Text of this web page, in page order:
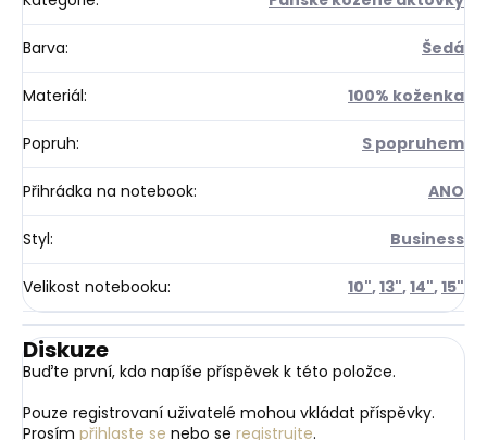
Barva: Šedá
Materiál: 100% koženka
Popruh: S popruhem
Přihrádka na notebook: ANO
Styl: Business
Velikost notebooku: 10",13",14",15"
Diskuze
Buďte první, kdo napíše příspěvek k této položce.
Pouze registrovaní uživatelé mohou vkládat příspěvky.
Prosím přihlaste se nebo se registrujte.